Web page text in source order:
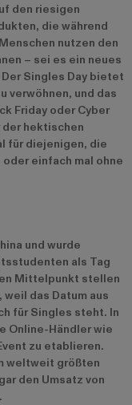
den riesigen
die während
nutzen den
– sei es ein neues
Singles Day bietet
verwöhnen, und das
Friday oder Cyber
der hektischen
für diejenigen, die
einfach mal ohne
und wurde
als Tag
Mittelpunkt stellen
das Datum aus
für Singles steht. In
Online-Händler wie
zu etablieren.
weltweit größten
den Umsatz von